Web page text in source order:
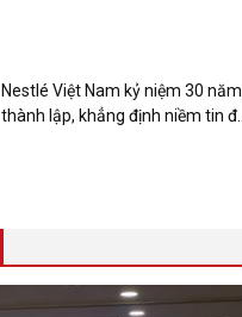
Nestlé Việt Nam kỷ niệm 30 năm
thành lập, khẳng định niềm tin đối